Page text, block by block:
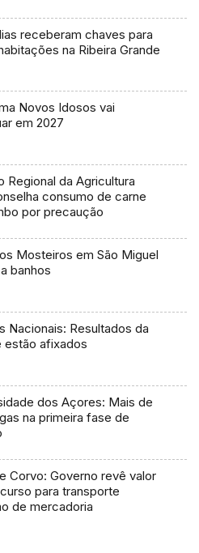
receberam chaves para
na Ribeira Grande
Novos Idosos vai
em 2027
Regional da Agricultura
consumo de carne
por precaução
Mosteiros em São Miguel
banhos
Nacionais: Resultados da
estão afixados
dos Açores: Mais de
na primeira fase de
Corvo: Governo revê valor
para transporte
de mercadoria